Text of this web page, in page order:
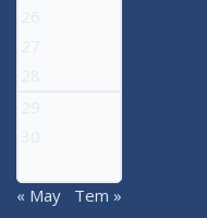
26
27
28
29
30
« May Tem »